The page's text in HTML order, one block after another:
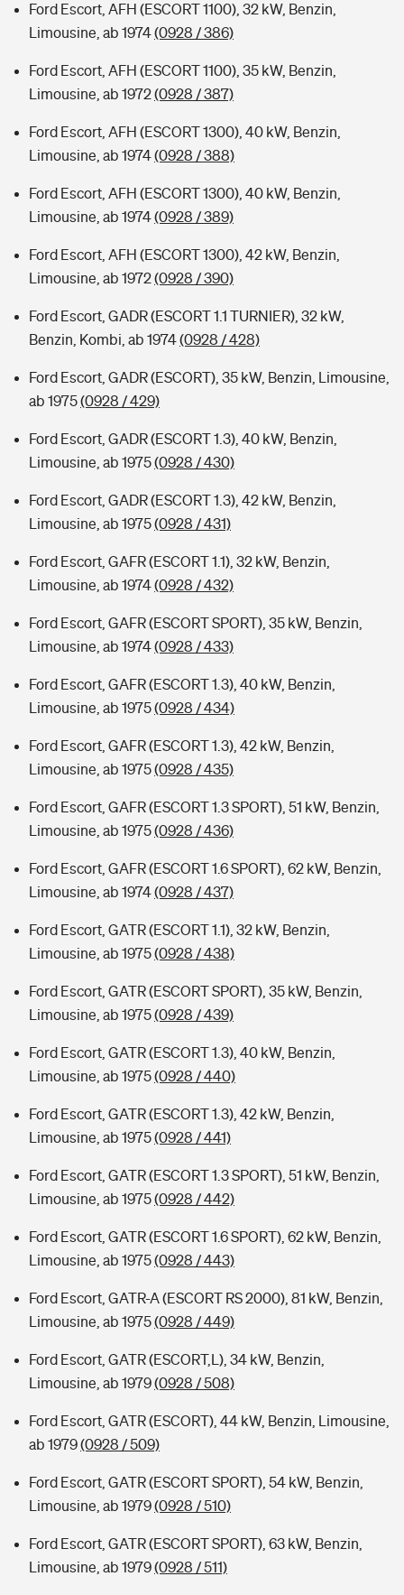
Ford Escort, AFH (ESCORT 1100), 32 kW, Benzin,
Limousine, ab 1974(0928 / 386)
Ford Escort, AFH (ESCORT 1100), 35 kW, Benzin,
Limousine, ab 1972(0928 / 387)
Ford Escort, AFH (ESCORT 1300), 40 kW, Benzin,
Limousine, ab 1974(0928 / 388)
Ford Escort, AFH (ESCORT 1300), 40 kW, Benzin,
Limousine, ab 1974(0928 / 389)
Ford Escort, AFH (ESCORT 1300), 42 kW, Benzin,
Limousine, ab 1972(0928 / 390)
Ford Escort, GADR (ESCORT 1.1 TURNIER), 32 kW,
Benzin, Kombi, ab 1974(0928 / 428)
Ford Escort, GADR (ESCORT), 35 kW, Benzin, Limousine,
ab 1975(0928 / 429)
Ford Escort, GADR (ESCORT 1.3), 40 kW, Benzin,
Limousine, ab 1975(0928 / 430)
Ford Escort, GADR (ESCORT 1.3), 42 kW, Benzin,
Limousine, ab 1975(0928 / 431)
Ford Escort, GAFR (ESCORT 1.1), 32 kW, Benzin,
Limousine, ab 1974(0928 / 432)
Ford Escort, GAFR (ESCORT SPORT), 35 kW, Benzin,
Limousine, ab 1974(0928 / 433)
Ford Escort, GAFR (ESCORT 1.3), 40 kW, Benzin,
Limousine, ab 1975(0928 / 434)
Ford Escort, GAFR (ESCORT 1.3), 42 kW, Benzin,
Limousine, ab 1975(0928 / 435)
Ford Escort, GAFR (ESCORT 1.3 SPORT), 51 kW, Benzin,
Limousine, ab 1975(0928 / 436)
Ford Escort, GAFR (ESCORT 1.6 SPORT), 62 kW, Benzin,
Limousine, ab 1974(0928 / 437)
Ford Escort, GATR (ESCORT 1.1), 32 kW, Benzin,
Limousine, ab 1975(0928 / 438)
Ford Escort, GATR (ESCORT SPORT), 35 kW, Benzin,
Limousine, ab 1975(0928 / 439)
Ford Escort, GATR (ESCORT 1.3), 40 kW, Benzin,
Limousine, ab 1975(0928 / 440)
Ford Escort, GATR (ESCORT 1.3), 42 kW, Benzin,
Limousine, ab 1975(0928 / 441)
Ford Escort, GATR (ESCORT 1.3 SPORT), 51 kW, Benzin,
Limousine, ab 1975(0928 / 442)
Ford Escort, GATR (ESCORT 1.6 SPORT), 62 kW, Benzin,
Limousine, ab 1975(0928 / 443)
Ford Escort, GATR-A (ESCORT RS 2000), 81 kW, Benzin,
Limousine, ab 1975(0928 / 449)
Ford Escort, GATR (ESCORT,L), 34 kW, Benzin,
Limousine, ab 1979(0928 / 508)
Ford Escort, GATR (ESCORT), 44 kW, Benzin, Limousine,
ab 1979(0928 / 509)
Ford Escort, GATR (ESCORT SPORT), 54 kW, Benzin,
Limousine, ab 1979(0928 / 510)
Ford Escort, GATR (ESCORT SPORT), 63 kW, Benzin,
Limousine, ab 1979(0928 / 511)